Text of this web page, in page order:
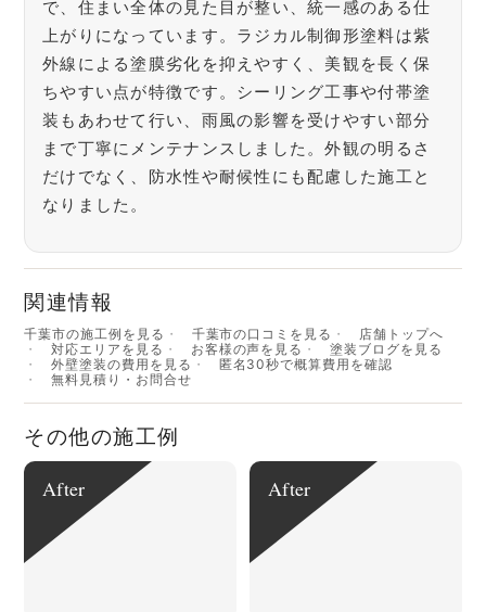
で、住まい全体の見た目が整い、統一感のある仕
上がりになっています。ラジカル制御形塗料は紫
外線による塗膜劣化を抑えやすく、美観を長く保
ちやすい点が特徴です。シーリング工事や付帯塗
装もあわせて行い、雨風の影響を受けやすい部分
まで丁寧にメンテナンスしました。外観の明るさ
だけでなく、防水性や耐候性にも配慮した施工と
なりました。
関連情報
千葉市の施工例を見る 千葉市の口コミを見る
店舗トップへ
対応エリアを見る
お客様の声を見る
塗装ブログを見る
外壁塗装の費用を見る
匿名30秒で概算費用を確認
無料見積り・お問合せ
その他の施工例
After After